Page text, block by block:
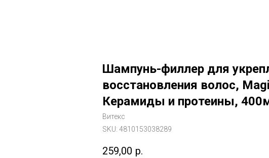
Шампунь-филлер для
восстановления волос,
Керамиды и протеины,
Витекс
SKU: 4810153038289
259,00 р.